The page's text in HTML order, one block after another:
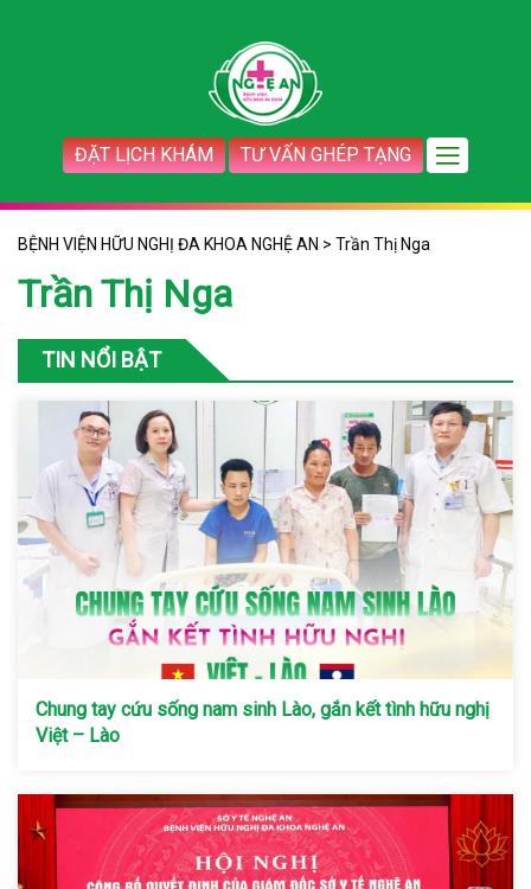
ĐẶT LỊCH KHÁM TƯ VẤN GHÉP TẠNG
BỆNH VIỆN HỮU NGHỊ ĐA KHOA NGHỆ AN > Trần Thị Nga
Trần Thị Nga
TIN NỔI BẬT
Chung tay cứu sống nam sinh Lào, gắn kết tình hữu nghị
Việt – Lào